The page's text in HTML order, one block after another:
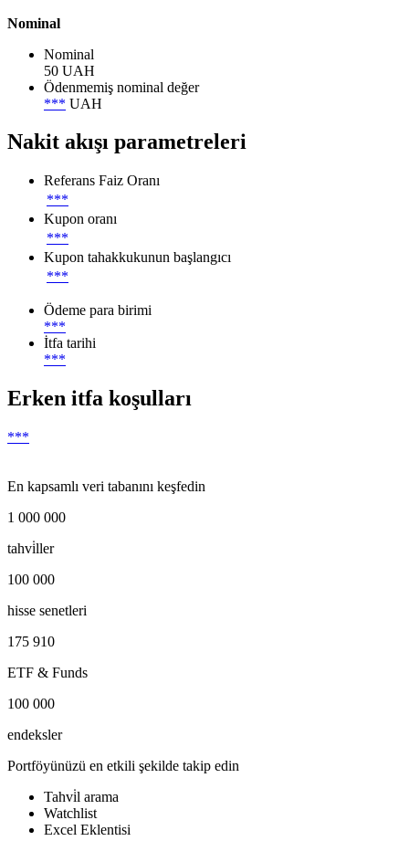
Nominal
Nominal
50 UAH
Ödenmemiş nominal değer
*** UAH
Nakit akışı parametreleri
Referans Faiz Oranı
***
Kupon oranı
***
Kupon tahakkukunun başlangıcı
***
Ödeme para birimi
***
İtfa tarihi
***
Erken itfa koşulları
***
En kapsamlı veri tabanını keşfedin
1 000 000
tahvi̇ller
100 000
hisse senetleri
175 910
ETF & Funds
100 000
endeksler
Portföyünüzü en etkili şekilde takip edin
Tahvi̇l arama
Watchlist
Excel Eklentisi